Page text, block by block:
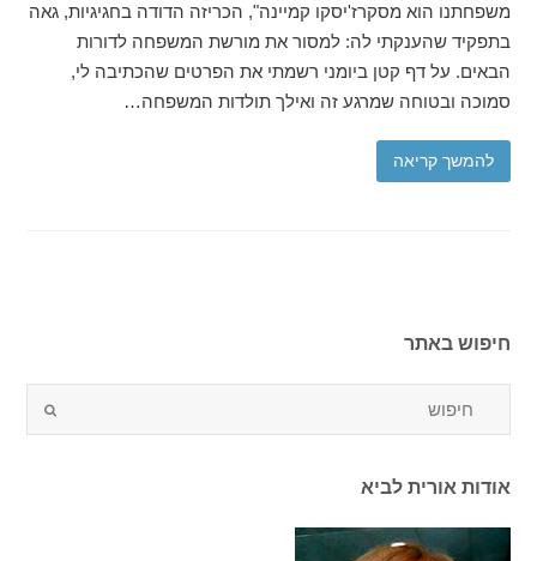
משפחתנו הוא מסקרז'יסקו קמיינה", הכריזה הדודה בחגיגיות, גאה
בתפקיד שהענקתי לה: למסור את מורשת המשפחה לדורות
הבאים. על דף קטן ביומני רשמתי את הפרטים שהכתיבה לי,
סמוכה ובטוחה שמרגע זה ואילך תולדות המשפחה…
להמשך קריאה
חיפוש באתר
אודות אורית לביא